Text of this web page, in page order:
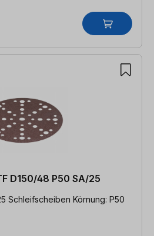
D150/48 P50 SA/25
Körnung: P50